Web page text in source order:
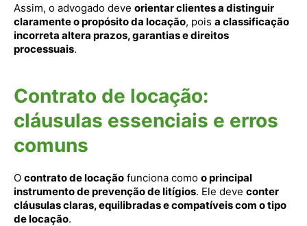
Assim, o advogado deve orientar clientes a distinguir
claramente o propósito da locação, pois a classificação
incorreta altera prazos, garantias e direitos
processuais.
Contrato de locação:
cláusulas essenciais e erros
comuns
O contrato de locação funciona como o principal
instrumento de prevenção de litígios. Ele deve conter
cláusulas claras, equilibradas e compatíveis com o tipo
de locação.